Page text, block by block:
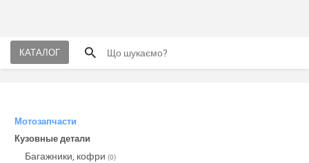
КАТАЛОГ
Мотозапчасти
Кузовные детали
Багажники, кофри (0)